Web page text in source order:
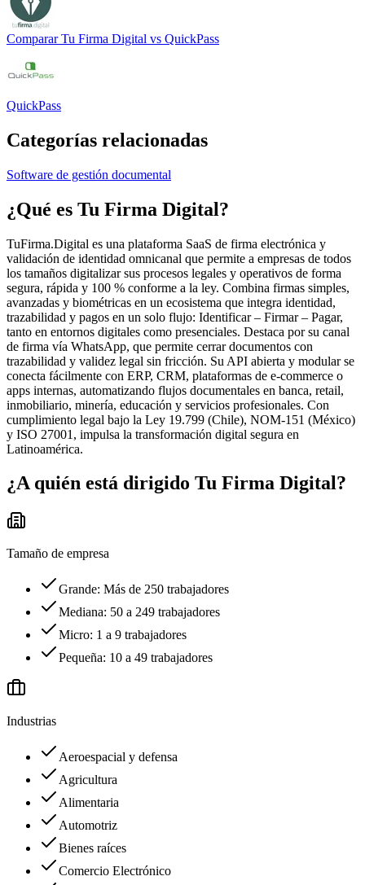
Comparar Tu Firma Digital vs QuickPass
QuickPass
Categorías relacionadas
Software de gestión documental
¿Qué es Tu Firma Digital?
TuFirma.Digital es una plataforma SaaS de firma electrónica y
validación de identidad omnicanal que permite a empresas de todos
los tamaños digitalizar sus procesos legales y operativos de forma
segura, rápida y 100 % conforme a la ley. Combina firmas simples,
avanzadas y biométricas en un ecosistema que integra identidad,
trazabilidad y pagos en un solo flujo: Identificar – Firmar – Pagar,
tanto en entornos digitales como presenciales. Destaca por su canal
de firma vía WhatsApp, que permite cerrar documentos con
trazabilidad y validez legal sin fricción. Su API abierta y modular se
conecta fácilmente con ERP, CRM, plataformas de e-commerce o
apps internas, automatizando flujos documentales en banca, retail,
inmobiliario, minería, educación y servicios profesionales. Con
cumplimiento legal bajo la Ley 19.799 (Chile), NOM-151 (México)
y ISO 27001, impulsa la transformación digital segura en
Latinoamérica.
¿A quién está dirigido Tu Firma Digital?
Tamaño de empresa
Grande: Más de 250 trabajadores
Mediana: 50 a 249 trabajadores
Micro: 1 a 9 trabajadores
Pequeña: 10 a 49 trabajadores
Industrias
Aeroespacial y defensa
Agricultura
Alimentaria
Automotriz
Bienes raíces
Comercio Electrónico